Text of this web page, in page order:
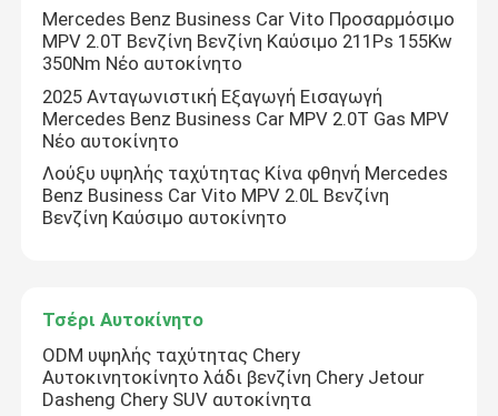
Αρχική Σελίδα
Προϊόντα
Σχετικά με εμάς
Ποιοτικός έλεγχος
επαφή
Mercedes Benz Business Car Vito Προσαρμόσιμο
MPV 2.0T Βενζίνη Βενζίνη Καύσιμο 211Ps 155Kw
350Nm Νέο αυτοκίνητο
2025 Ανταγωνιστική Εξαγωγή Εισαγωγή
Mercedes Benz Business Car MPV 2.0T Gas MPV
Νέο αυτοκίνητο
Λούξυ υψηλής ταχύτητας Κίνα φθηνή Mercedes
Benz Business Car Vito MPV 2.0L Βενζίνη
Βενζίνη Καύσιμο αυτοκίνητο
Τσέρι Αυτοκίνητο
ODM υψηλής ταχύτητας Chery
Αυτοκινητοκίνητο λάδι βενζίνη Chery Jetour
Dasheng Chery SUV αυτοκίνητα